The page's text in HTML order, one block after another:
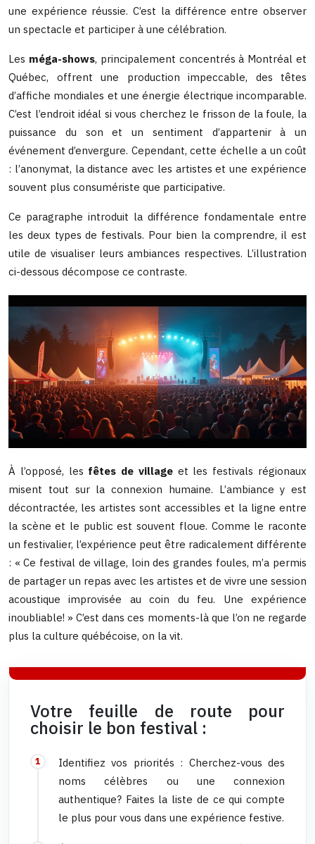
une expérience réussie. C’est la différence entre observer
un spectacle et participer à une célébration.
Les méga-shows, principalement concentrés à Montréal et
Québec, offrent une production impeccable, des têtes
d’affiche mondiales et une énergie électrique incomparable.
C’est l’endroit idéal si vous cherchez le frisson de la foule, la
puissance du son et un sentiment d’appartenir à un
événement d’envergure. Cependant, cette échelle a un coût
: l’anonymat, la distance avec les artistes et une expérience
souvent plus consumériste que participative.
Ce paragraphe introduit la différence fondamentale entre
les deux types de festivals. Pour bien la comprendre, il est
utile de visualiser leurs ambiances respectives. L’illustration
ci-dessous décompose ce contraste.
À l’opposé, les fêtes de villageet les festivals régionaux
misent tout sur la connexion humaine. L’ambiance y est
décontractée, les artistes sont accessibles et la ligne entre
la scène et le public est souvent floue. Comme le raconte
un festivalier, l’expérience peut être radicalement différente
: « Ce festival de village, loin des grandes foules, m’a permis
de partager un repas avec les artistes et de vivre une session
acoustique improvisée au coin du feu. Une expérience
inoubliable! » C’est dans ces moments-là que l’on ne regarde
plus la culture québécoise, on la vit.
Votre feuille de route pour
choisir le bon festival :
Identifiez vos priorités : Cherchez-vous des
noms célèbres ou une connexion
authentique? Faites la liste de ce qui compte
le plus pour vous dans une expérience festive.